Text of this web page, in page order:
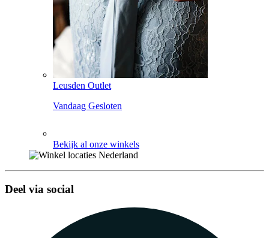
Leusden Outlet
Vandaag Gesloten
Bekijk al onze winkels
Deel via social